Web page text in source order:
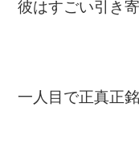
彼はすごい引き
一人目で正真正